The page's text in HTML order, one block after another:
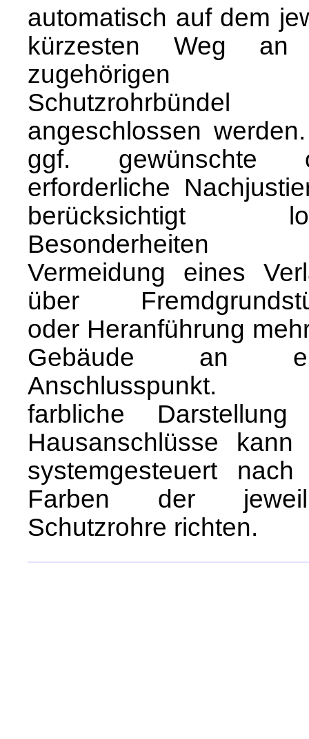
automatisch auf dem
kürzesten Weg an
zugehörigen
Schutzrohrbündel
angeschlossen
ggf. gewünschte
erforderliche
berücksichtigt
Besonderheiten
Vermeidung eines
über
oder Heranführung
Gebäude an
Anschlusspunkt.
farbliche
Hausanschlüsse kann
systemgesteuert nach
Farben der
Schutzrohre richten.